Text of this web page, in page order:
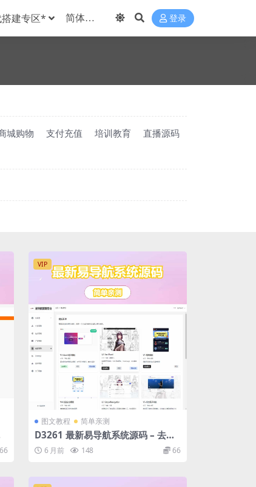
建专区* 登录
城购物 支付充值 培训教育
直播源码
66
VIP
图文教程 简单亲测
D3261 最新易导航系统源码 – 去授
权版6 月前 148 66